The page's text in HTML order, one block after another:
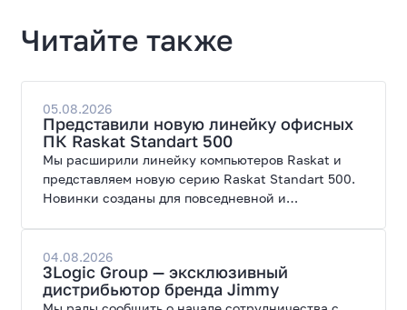
Читайте также
05.08.2026
Представили новую линейку офисных
ПК Raskat Standart 500
Мы расширили линейку компьютеров Raskat и
представляем новую серию Raskat Standart 500.
Новинки созданы для повседневной и
широкие возможности модернизации.
04.08.2026
3Logic Group — эксклюзивный
дистрибьютор бренда Jimmy